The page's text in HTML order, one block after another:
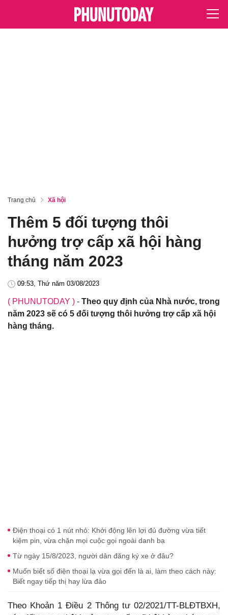
Trang chủ Xã hội
Thêm 5 đối tượng thôi
hưởng trợ cấp xã hội hàng
tháng năm 2023
09:53, Thứ năm 03/08/2023
( PHUNUTODAY ) - Theo quy định của Nhà nước, trong
năm 2023 sẽ có 5 đối tượng thôi hưởng trợ cấp xã hội
hàng tháng.
Điện thoại có 1 nút nhỏ: Khởi động lên lợi đủ đường vừa tiết
kiệm pin, vừa chặn mọi cuộc gọi ngoài danh bạ
Từ ngày 15/8/2023, người dân đăng ký xe ở đâu?
Muốn biết số điện thoại lạ vừa gọi đến là ai, làm theo cách này:
Biết ngay tiếp thị hay lừa đảo
Theo Khoản 1 Điều 2 Thông tư 02/2021/TT-BLĐTBXH,